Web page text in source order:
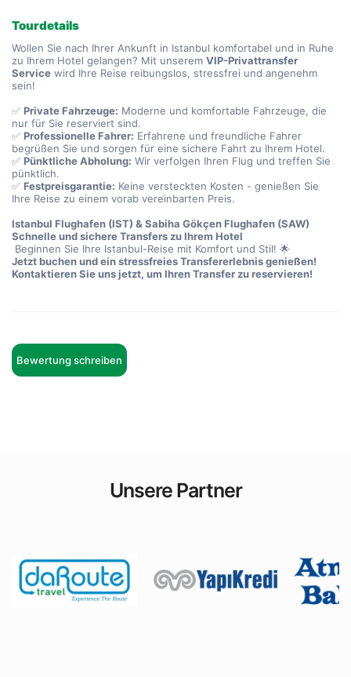
Tourdetails
Wollen Sie nach Ihrer Ankunft in Istanbul komfortabel und in Ruhe
zu Ihrem Hotel gelangen? Mit unserem VIP-Privattransfer
Service wird Ihre Reise reibungslos, stressfrei und angenehm
sein!
✅ Private Fahrzeuge: Moderne und komfortable Fahrzeuge, die
nur für Sie reserviert sind.
✅ Professionelle Fahrer: Erfahrene und freundliche Fahrer
begrüßen Sie und sorgen für eine sichere Fahrt zu Ihrem Hotel.
✅ Pünktliche Abholung: Wir verfolgen Ihren Flug und treffen Sie
pünktlich.
✅ Festpreisgarantie: Keine versteckten Kosten - genießen Sie
Ihre Reise zu einem vorab vereinbarten Preis.
Istanbul Flughafen (IST) & Sabiha Gökçen Flughafen (SAW)
Schnelle und sichere Transfers zu Ihrem Hotel
Beginnen Sie Ihre Istanbul-Reise mit Komfort und Stil! 🌟
Jetzt buchen und ein stressfreies Transfererlebnis genießen!
Kontaktieren Sie uns jetzt, um Ihren Transfer zu reservieren!
Bewertung schreiben
Unsere Partner